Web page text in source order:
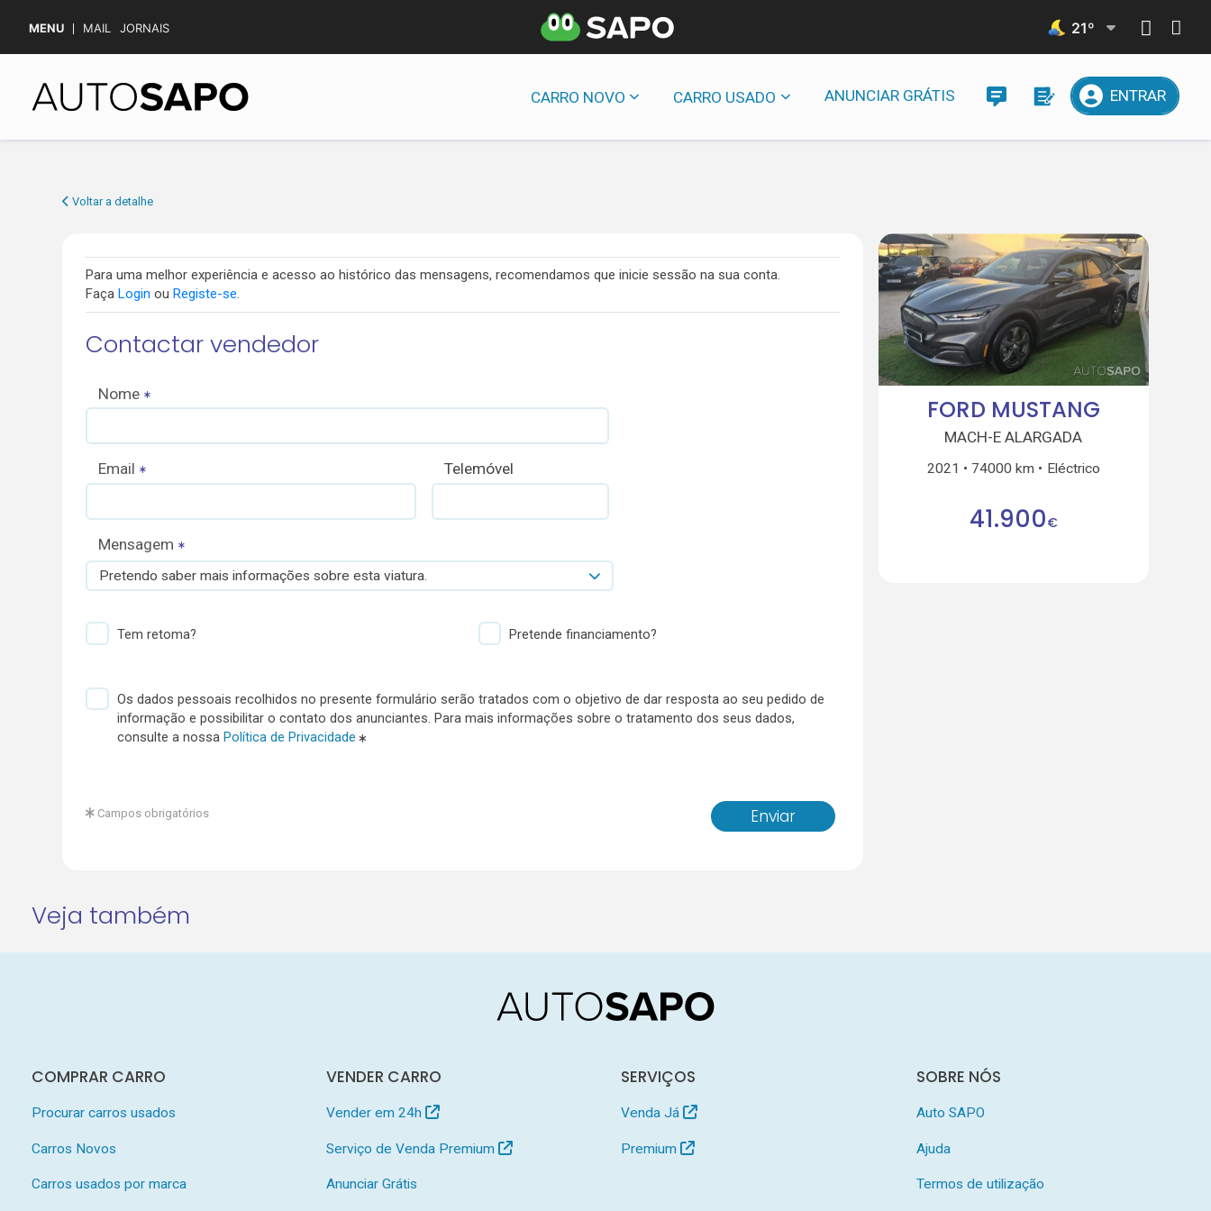
MENU MAIL JORNAIS 21º
CARRO NOVO CARRO USADO ANUNCIAR GRÁTIS ENTRAR
Voltar a detalhe
Para uma melhor experiência e acesso ao histórico das mensagens, recomendamos que inicie sessão na sua conta.
Faça Login ou Registe-se.
Contactar vendedor
Nome
Email Telemóvel
Mensagem
Pretendo saber mais informações sobre esta viatura.
Tem retoma? Pretende financiamento?
Os dados pessoais recolhidos no presente formulário serão tratados com o objetivo de dar resposta ao seu pedido de
informação e possibilitar o contato dos anunciantes. Para mais informações sobre o tratamento dos seus dados,
consulte a nossa Política de Privacidade
Enviar
Campos obrigatórios
FORD MUSTANG
MACH-E ALARGADA
2021 74000 km Eléctrico
41.900€
Veja também
COMPRAR CARRO
Procurar carros usados
Carros Novos
Carros usados por marca
VENDER CARRO
Vender em 24h
Serviço de Venda Premium
Anunciar Grátis
SERVIÇOS
Venda Já
Premium
SOBRE NÓS
Auto SAPO
Ajuda
Termos de utilização